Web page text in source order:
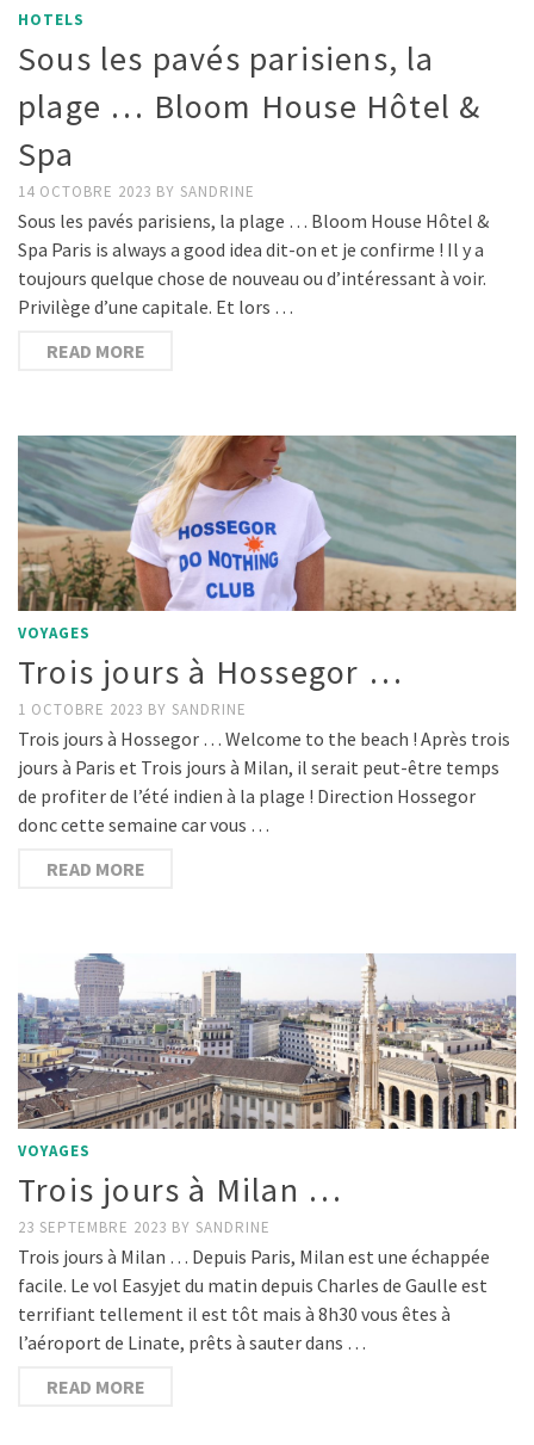
HOTELS
Sous les pavés parisiens, la
plage … Bloom House Hôtel &
Spa
14 OCTOBRE 2023 BY SANDRINE
Sous les pavés parisiens, la plage … Bloom House Hôtel &
Spa Paris is always a good idea dit-on et je confirme ! Il y a
toujours quelque chose de nouveau ou d’intéressant à voir.
Privilège d’une capitale. Et lors …
READ MORE
VOYAGES
Trois jours à Hossegor …
1 OCTOBRE 2023 BY SANDRINE
Trois jours à Hossegor … Welcome to the beach ! Après trois
jours à Paris et Trois jours à Milan, il serait peut-être temps
de profiter de l’été indien à la plage ! Direction Hossegor
donc cette semaine car vous …
READ MORE
VOYAGES
Trois jours à Milan …
23 SEPTEMBRE 2023 BY SANDRINE
Trois jours à Milan … Depuis Paris, Milan est une échappée
facile. Le vol Easyjet du matin depuis Charles de Gaulle est
terrifiant tellement il est tôt mais à 8h30 vous êtes à
l’aéroport de Linate, prêts à sauter dans …
READ MORE